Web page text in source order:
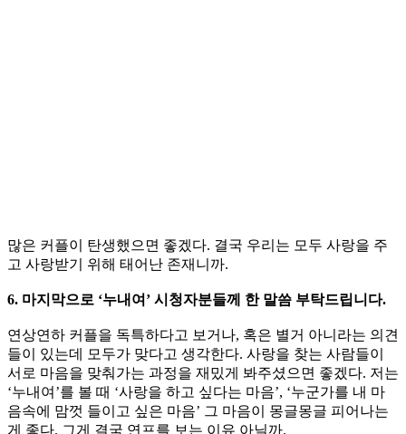
많은 커플이 탄생했으면 좋겠다. 결국 우리는 모두 사랑을 주
고 사랑받기 위해 태어난 존재니까.
6. 마지막으로 ‘누내여’ 시청자분들께 한 말씀 부탁드립니다.
연상연하 커플을 독특하다고 보거나, 혹은 별거 아니라는 의견
들이 있는데 모두가 맞다고 생각한다. 사랑을 찾는 사람들이
서로 마음을 맞춰가는 과정을 재밌게 봐주셨으면 좋겠다. 저는
‘누내여’를 볼 때 ‘사랑을 하고 싶다는 마음’, ‘누군가를 내 마
음속에 맘껏 들이고 싶은 마음’ 그 마음이 몽글몽글 피어나는
게 좋다. 그게 결국 연프를 보는 이유 아닐까.